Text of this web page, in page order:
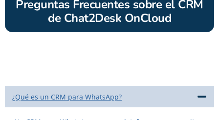
Preguntas Frecuentes sobre el CRM
de Chat2Desk OnCloud
¿Qué es un CRM para WhatsApp?